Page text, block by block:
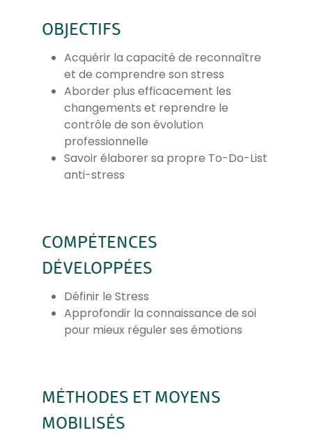
OBJECTIFS
Acquérir la capacité de reconnaître
et de comprendre son stress
Aborder plus efficacement les
changements et reprendre le
contrôle de son évolution
professionnelle
Savoir élaborer sa propre To-Do-List
anti-stress
COMPÉTENCES
DÉVELOPPÉES
Définir le Stress
Approfondir la connaissance de soi
pour mieux réguler ses émotions
MÉTHODES ET MOYENS
MOBILISÉS